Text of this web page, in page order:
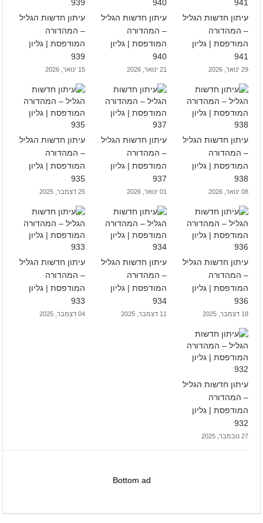
עיתון חדשות הגליל
– המהדורה
המודפסת | גליון
941
29 ינואר, 2026
עיתון חדשות הגליל
– המהדורה
המודפסת | גליון
940
21 ינואר, 2026
עיתון חדשות הגליל
– המהדורה
המודפסת | גליון
939
15 ינואר, 2026
עיתון חדשות הגליל
– המהדורה
המודפסת | גליון
938
08 ינואר, 2026
עיתון חדשות הגליל
– המהדורה
המודפסת | גליון
937
01 ינואר, 2026
עיתון חדשות הגליל
– המהדורה
המודפסת | גליון
935
25 דצמבר, 2025
עיתון חדשות הגליל
– המהדורה
המודפסת | גליון
936
18 דצמבר, 2025
עיתון חדשות הגליל
– המהדורה
המודפסת | גליון
934
11 דצמבר, 2025
עיתון חדשות הגליל
– המהדורה
המודפסת | גליון
933
04 דצמבר, 2025
עיתון חדשות הגליל
– המהדורה
המודפסת | גליון
932
27 נובמבר, 2025
Bottom ad